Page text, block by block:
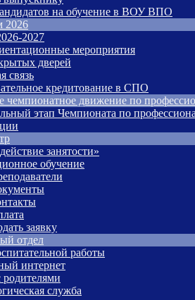
на обучение в ВОУ ВПО
2026
2027
мероприятия
дверей
связь
кредитование в СПО
чемпионатное движение по
этап Чемпионата по
занятости»
обучение
заявку
отдел
работы
интернет
родителями
служба